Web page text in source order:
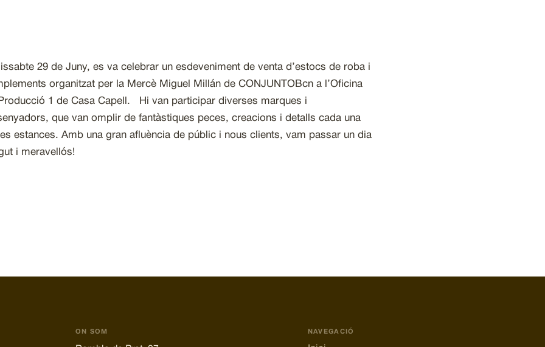
29 de Juny, es va celebrar un esdeveniment de venta d’estocs de roba i
organitzat per la Mercè Miguel Millán de CONJUNTOBcn a l’Oficina
1 de Casa Capell. Hi van participar diverses marques i
que van omplir de fantàstiques peces, creacions i detalls cada una
estances. Amb una gran afluència de públic i nous clients, vam passar un dia
i meravellós!
ON SOM NAVEGACIÓ